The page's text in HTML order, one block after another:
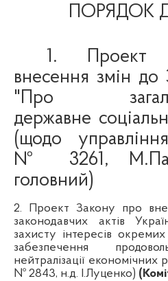
ПОРЯДОК
1.
внесення змін до
"Про
державне соц
(щодо управління
№ 3261, М.
головний)
2. Проект Закону про
законодавчих актів
захисту інтересів окремих
забезпечення
нейтралізації економічних
№ 2843, н.д. І.Луценко)